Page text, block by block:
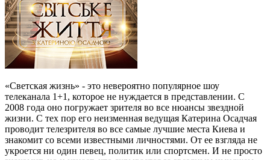
«Светская жизнь» - это невероятно популярное шоу
телеканала 1+1, которое не нуждается в представлении. С
2008 года оно погружает зрителя во все нюансы звездной
жизни. С тех пор его неизменная ведущая Катерина Осадчая
проводит телезрителя во все самые лучшие места Киева и
знакомит со всеми известными личностями. От ее взгляда не
укроется ни один певец, политик или спортсмен. И не просто